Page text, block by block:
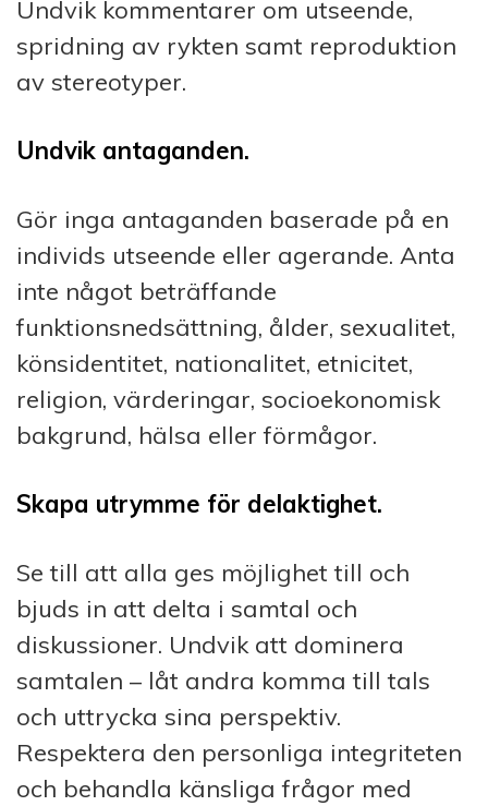
Undvik kommentarer om utseende,
spridning av rykten samt reproduktion
av stereotyper.
Undvik antaganden.
Gör inga antaganden baserade på en
individs utseende eller agerande. Anta
inte något beträffande
funktionsnedsättning, ålder, sexualitet,
könsidentitet, nationalitet, etnicitet,
religion, värderingar, socioekonomisk
bakgrund, hälsa eller förmågor.
Skapa utrymme för delaktighet.
Se till att alla ges möjlighet till och
bjuds in att delta i samtal och
diskussioner. Undvik att dominera
samtalen – låt andra komma till tals
och uttrycka sina perspektiv.
Respektera den personliga integriteten
och behandla känsliga frågor med